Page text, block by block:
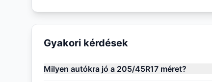
Gyakori kérdések
Milyen autókra jó a 205/45R17 méret?